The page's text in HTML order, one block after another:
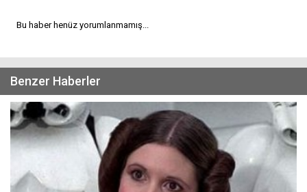
Bu haber henüz yorumlanmamış...
Benzer Haberler